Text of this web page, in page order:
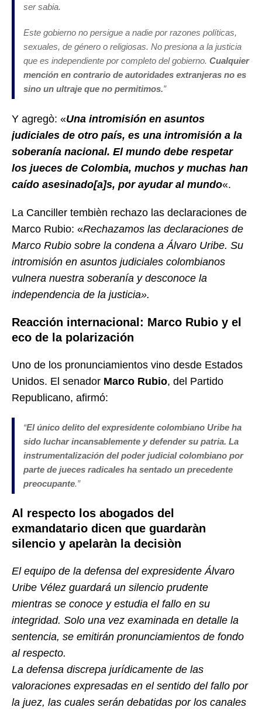
ser sabia.
Este gobierno no persigue a nadie por razones políticas,
sexuales, de género o religiosas. No presiona a la justicia
que es independiente por completo del gobierno. Cualquier
mención en contrario de autoridades extranjeras no es
sino un ultraje que no permitimos.”
Y agregò: «Una intromisión en asuntos
judiciales de otro país, es una intromisión a la
soberanía nacional. El mundo debe respetar
los jueces de Colombia, muchos y muchas han
caído asesinado[a]s, por ayudar al mundo«.
La Canciller tembièn rechazo las declaraciones de
Marco Rubio: «Rechazamos las declaraciones de
Marco Rubio sobre la condena a Álvaro Uribe. Su
intromisión en asuntos judiciales colombianos
vulnera nuestra soberanía y desconoce la
independencia de la justicia».
Reacción internacional: Marco Rubio y el
eco de la polarización
Uno de los pronunciamientos vino desde Estados
Unidos. El senador Marco Rubio, del Partido
Republicano, afirmó:
“El único delito del expresidente colombiano Uribe ha
sido luchar incansablemente y defender su patria. La
instrumentalización del poder judicial colombiano por
parte de jueces radicales ha sentado un precedente
preocupante.”
Al respecto los abogados del
exmandatario dicen que guardaràn
silencio y apelaràn la decisiòn
El equipo de la defensa del expresidente Álvaro
Uribe Vélez guardará un silencio prudente
mientras se conoce y estudia el fallo en su
integridad. Solo una vez examinada en detalle la
sentencia, se emitirán pronunciamientos de fondo
al respecto.
La defensa discrepa jurídicamente de las
valoraciones expresadas en el sentido del fallo por
la juez, las cuales serán debatidas por los canales